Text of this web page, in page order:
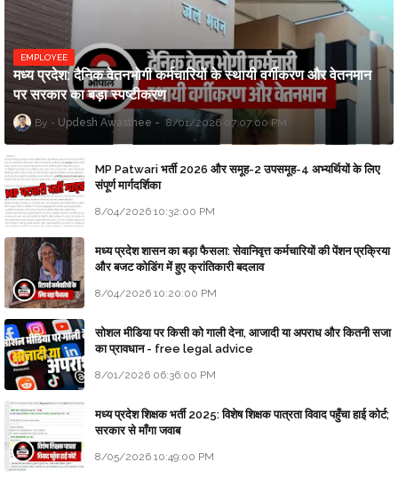
EMPLOYEE
मध्य प्रदेश: दैनिक वेतनभोगी कर्मचारियों के स्थायी वर्गीकरण और वेतनमान
पर सरकार का बड़ा स्पष्टीकरण
Updesh Awasthee 8/01/2026 07:07:00 PM
MP Patwari भर्ती 2026 और समूह-2 उपसमूह-4 अभ्यर्थियों के लिए
संपूर्ण मार्गदर्शिका
8/04/2026 10:32:00 PM
मध्य प्रदेश शासन का बड़ा फैसला: सेवानिवृत्त कर्मचारियों की पेंशन प्रक्रिया
और बजट कोडिंग में हुए क्रांतिकारी बदलाव
8/04/2026 10:20:00 PM
सोशल मीडिया पर किसी को गाली देना, आजादी या अपराध और कितनी सजा
का प्रावधान - free legal advice
8/01/2026 06:36:00 PM
मध्य प्रदेश शिक्षक भर्ती 2025: विशेष शिक्षक पात्रता विवाद पहुँचा हाई कोर्ट;
सरकार से माँगा जवाब
8/05/2026 10:49:00 PM